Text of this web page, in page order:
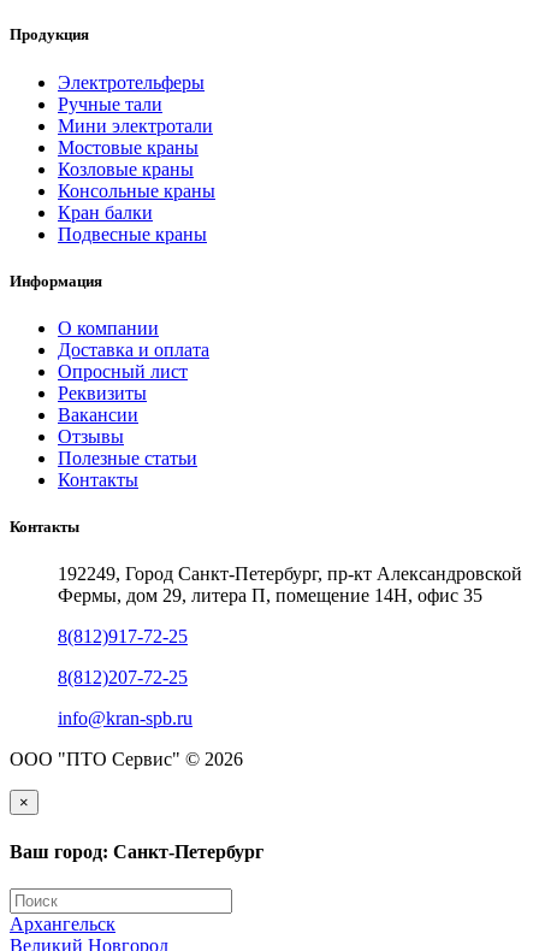
Продукция
Электротельферы
Ручные тали
Мини электротали
Мостовые краны
Козловые краны
Консольные краны
Кран балки
Подвесные краны
Информация
О компании
Доставка и оплата
Опросный лист
Реквизиты
Вакансии
Отзывы
Полезные статьи
Контакты
Контакты
192249, Город Санкт-Петербург, пр-кт Александровской
Фермы, дом 29, литера П, помещение 14Н, офис 35
8(812)917-72-25
8(812)207-72-25
info@kran-spb.ru
ООО "ПТО Сервис" © 2026
×
Ваш город: Санкт-Петербург
Архангельск
Великий Новгород